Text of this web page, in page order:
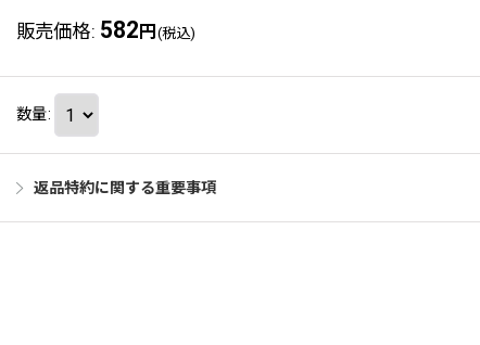
販売価格: 582 円 (税込)
数量:
返品特約に関する重要事項